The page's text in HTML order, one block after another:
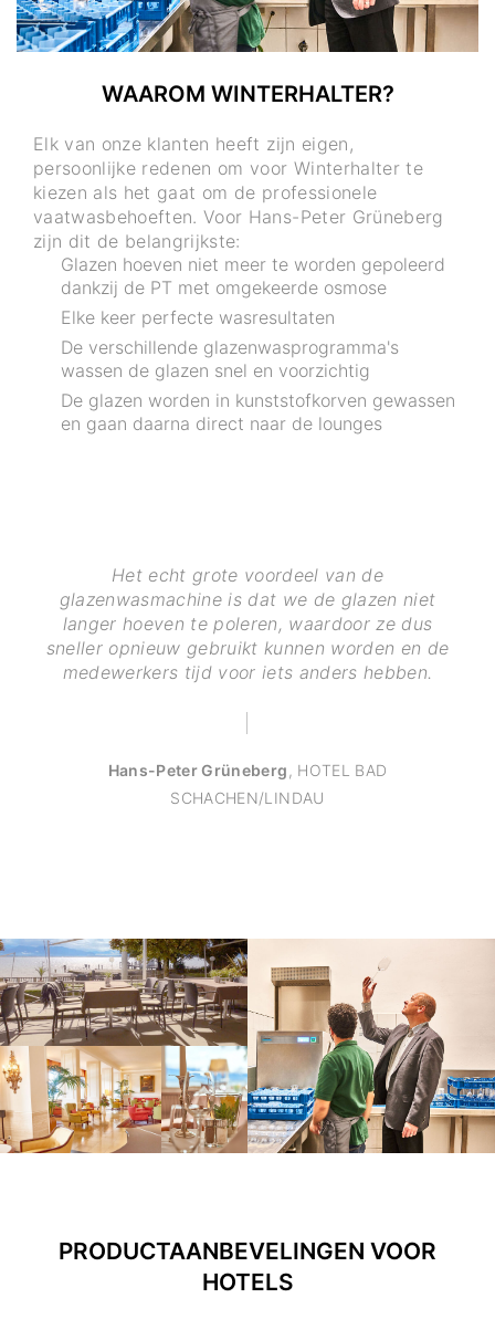
WAAROM WINTERHALTER?
Elk van onze klanten heeft zijn eigen,
persoonlijke redenen om voor Winterhalter te
kiezen als het gaat om de professionele
vaatwasbehoeften. Voor Hans-Peter Grüneberg
zijn dit de belangrijkste:
Glazen hoeven niet meer te worden gepoleerd
dankzij de PT met omgekeerde osmose
Elke keer perfecte wasresultaten
De verschillende glazenwasprogramma's
wassen de glazen snel en voorzichtig
De glazen worden in kunststofkorven gewassen
en gaan daarna direct naar de lounges
Het echt grote voordeel van de
glazenwasmachine is dat we de glazen niet
langer hoeven te poleren, waardoor ze dus
sneller opnieuw gebruikt kunnen worden en de
medewerkers tijd voor iets anders hebben.
Hans-Peter Grüneberg , HOTEL BAD
SCHACHEN/LINDAU
PRODUCTAANBEVELINGEN VOOR
HOTELS